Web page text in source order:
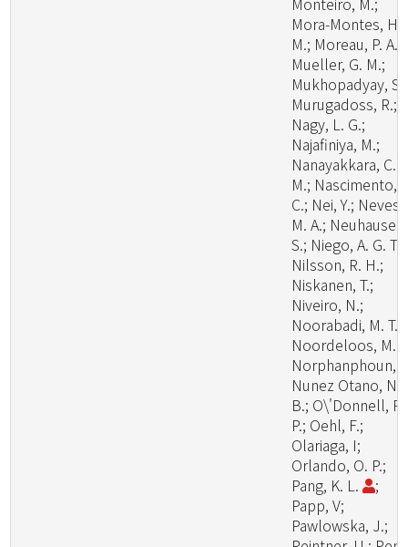
Mora-Montes, H.
M.; Moreau, P. A.;
Mueller, G. M.;
Mukhopadyay, S.;
Murugadoss, R.;
Nagy, L. G.;
Najafiniya, M.;
Nanayakkara, C.
M.; Nascimento,
C.; Nei, Y.; Neves,
M. A.; Neuhauser,
S.; Niego, A. G. T.;
Nilsson, R. H.;
Niskanen, T.;
Niveiro, N.;
Noorabadi, M. T.;
Noordeloos, M.
Norphanphoun,
Nunez Otano, N.
B.; O\'Donnell, R.
P.; Oehl, F.;
Olariaga, I;
Orlando, O. P.;
Pang, K. L.
;
Papp, V;
Pawlowska, J.;